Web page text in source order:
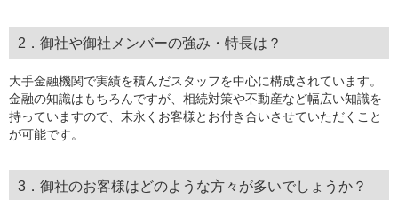
2．御社や御社メンバーの強み・特長は？
大手金融機関で実績を積んだスタッフを中心に構成されています。
金融の知識はもちろんですが、相続対策や不動産など幅広い知識を
持っていますので、末永くお客様とお付き合いさせていただくこと
が可能です。
3．御社のお客様はどのような方々が多いでしょうか？